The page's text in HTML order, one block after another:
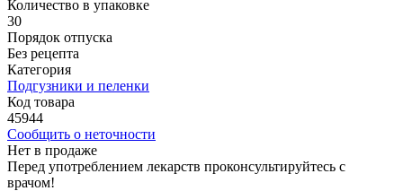
Количество в упаковке
30
Порядок отпуска
Без рецепта
Категория
Подгузники и пеленки
Код товара
45944
Сообщить о неточности
Нет в продаже
Перед употреблением лекарств проконсультируйтесь с
врачом!